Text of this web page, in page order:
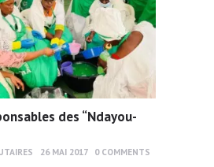
des “Ndayou-
26 MAI 2017 0 COMMENTS